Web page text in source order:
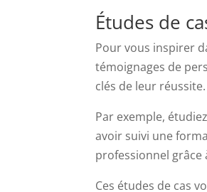
Études de
Pour vous inspirer
témoignages de
clés de leur réussite.
Par exemple,
avoir suivi une
professionnel grâce
Ces études de cas